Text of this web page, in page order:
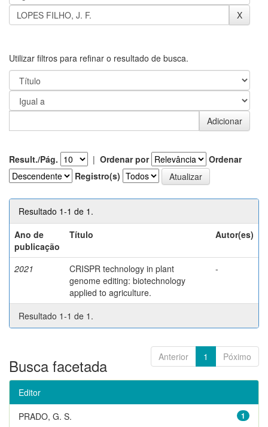
Utilizar filtros para refinar o resultado de busca.
Result./Pág. | Ordenar por
Ordenar
Registro(s)
Resultado 1-1 de 1.
Ano de
publicação
Título Autor(es)
2021
CRISPR technology in plant
genome editing: biotechnology
applied to agriculture.
-
Resultado 1-1 de 1.
Anterior 1 Póximo
Busca facetada
Editor
1
PRADO, G. S.